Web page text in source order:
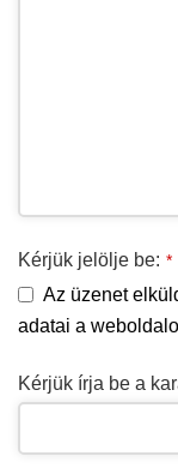
Kérjük jelölje be: *
Az üzenet
adatai a
Kérjük írja be a